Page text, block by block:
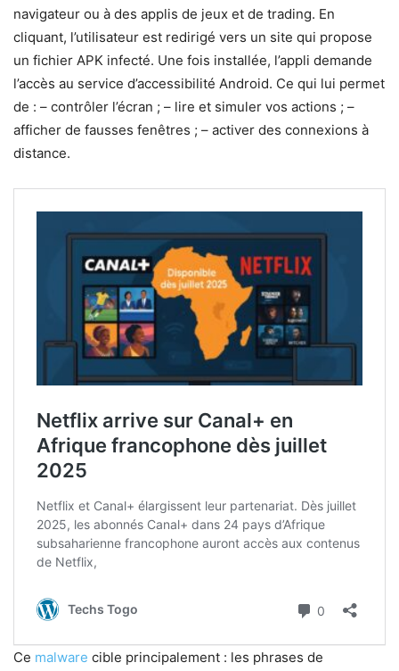
navigateur ou à des applis de jeux et de trading. En
cliquant, l’utilisateur est redirigé vers un site qui propose
un fichier APK infecté. Une fois installée, l’appli demande
l’accès au service d’accessibilité Android. Ce qui lui permet
de : – contrôler l’écran ; – lire et simuler vos actions ; –
afficher de fausses fenêtres ; – activer des connexions à
distance.
Ce malware cible principalement : les phrases de